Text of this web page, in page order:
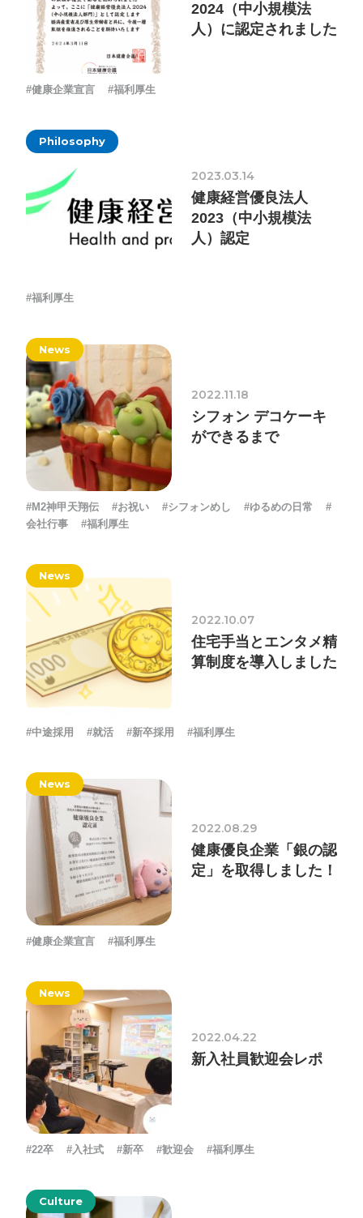
2024（中小規模法
人）に認定されました
#健康企業宣言 #福利厚生
Philosophy
2023.03.14
健康経営優良法人
2023（中小規模法
人）認定
#福利厚生
News
2022.11.18
シフォン デコケーキ
ができるまで
#M2神甲天翔伝 #お祝い #シフォンめし #ゆるめの日常
#
会社行事
#福利厚生
News
2022.10.07
住宅手当とエンタメ精
算制度を導入しました
#中途採用 #就活 #新卒採用 #福利厚生
News
2022.08.29
健康優良企業「銀の認
定」を取得しました！
#健康企業宣言 #福利厚生
News
2022.04.22
新入社員歓迎会レポ
#22卒 #入社式 #新卒 #歓迎会 #福利厚生
Culture